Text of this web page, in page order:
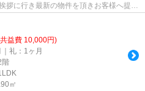
拶に行き最新の物件を頂きお客様へ提供
益費 10,000円)
礼：1ヶ月
階
㎡